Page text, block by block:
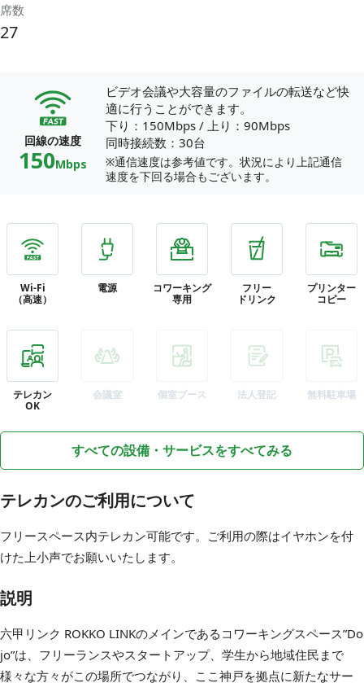
席数
27
回線の速度
150Mbps
ビデオ会議や大容量のファイルの転送など快
適に行うことができます。
下り：150Mbps / 上り：90Mbps
同時接続数：30台
※通信速度は参考値です。状況により上記通信
速度を下回る場合もございます。
Wi-Fi
（高速）
電源
コワーキング
専用
フリー
ドリンク
プリンター
コピー
テレカン
OK
会議室 個室ブース 法人登記 無料駐車場
すべての設備・サービスをすべてみる
テレカンのご利用について
フリースペース内テレカン可能です。ご利用の際はイヤホンを付
けた上小声でお願いいたします。
説明
六甲リンク ROKKO LINKのメインであるコワーキングスペース”Do
jo”は、フリーランスやスタートアップ、学生から地域住民まで
様々な方々がこの場所でつながり、ここ神戸を拠点に新たなサー